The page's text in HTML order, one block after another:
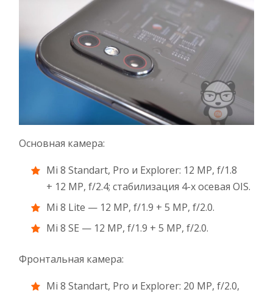
Основная камера:
Mi 8 Standart, Pro и Explorer: 12 MP, f/1.8
+ 12 MP, f/2.4; стабилизация 4-х осевая OIS.
Mi 8 Lite — 12 MP, f/1.9 + 5 MP, f/2.0.
Mi 8 SE — 12 MP, f/1.9 + 5 MP, f/2.0.
Фронтальная камера:
Mi 8 Standart, Pro и Explorer: 20 MP, f/2.0,